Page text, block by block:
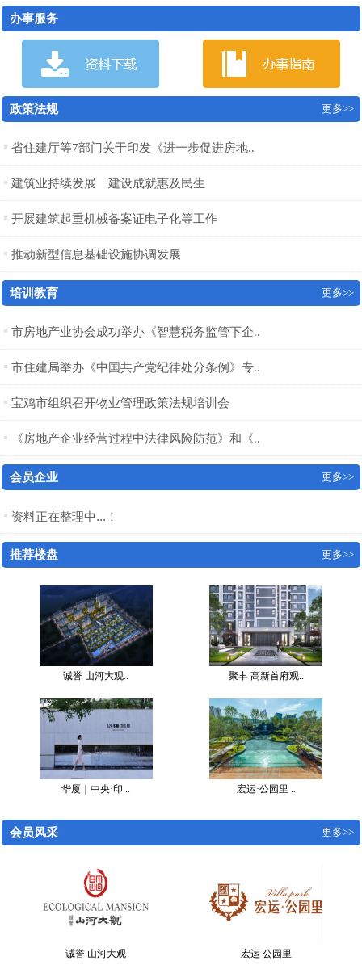
办事服务
政策法规 更多>>
省住建厅等7部门关于印发《进一步促进房地..
建筑业持续发展 建设成就惠及民生
开展建筑起重机械备案证电子化等工作
推动新型信息基础设施协调发展
培训教育 更多>>
市房地产业协会成功举办《智慧税务监管下企..
市住建局举办《中国共产党纪律处分条例》专..
宝鸡市组织召开物业管理政策法规培训会
《房地产企业经营过程中法律风险防范》和《..
会员企业 更多>>
资料正在整理中...！
推荐楼盘 更多>>
诚誉 山河大观.. 聚丰 高新首府观..
华厦｜中央·印 .. 宏运·公园里 ..
会员风采 更多>>
诚誉 山河大观 宏运 公园里